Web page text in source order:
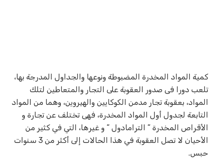
كمية المواد المخدرة المضبوطة ونوعها والجداول المدرجة بها،
تلعب دورا فى صدور العقوبة على التجار والمتعاطين لتلك
المواد، بعقوبة تجار مدمن الكوكايين والهيروين، وهما من المواد
التابعة لجدول أول المواد المخدرة، فهى تختلف عن تجارة و
الأقراص المخدرة ” الترامادول ” و غيرها، التي في كثير من
الأحيان لا تصل العقوبة في هذا الحالات إلى أكثر من 3 سنوات
حبس.